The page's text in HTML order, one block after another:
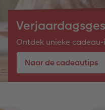
Ontdek unieke
Naar de cadeautips